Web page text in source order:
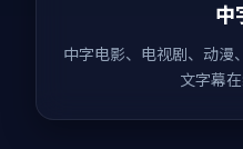
中
中字电影、电视剧、动漫
文字幕